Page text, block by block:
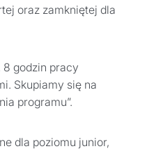
oraz zamkniętej dla
8 godzin pracy
Skupiamy się na
programu”.
dla poziomu junior,